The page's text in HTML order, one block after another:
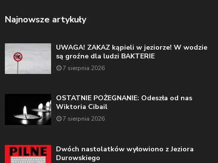
Najnowsze artykuły
UWAGA! ZAKAZ kąpieli w jeziorze! W wodzie
są groźne dla ludzi BAKTERIE
7 sierpnia 2026
OSTATNIE POŻEGNANIE: Odeszła od nas
Wiktoria Cibail
7 sierpnia 2026
Dwóch nastolatków wyłowiono z Jeziora
Durowskiego